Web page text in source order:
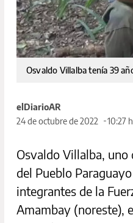
Osvaldo Villalba tenía 39
elDiarioAR
24 de octubre de 2022
10:27 h
Osvaldo Villalba,
del Pueblo
integrantes de la
Amambay (noreste),